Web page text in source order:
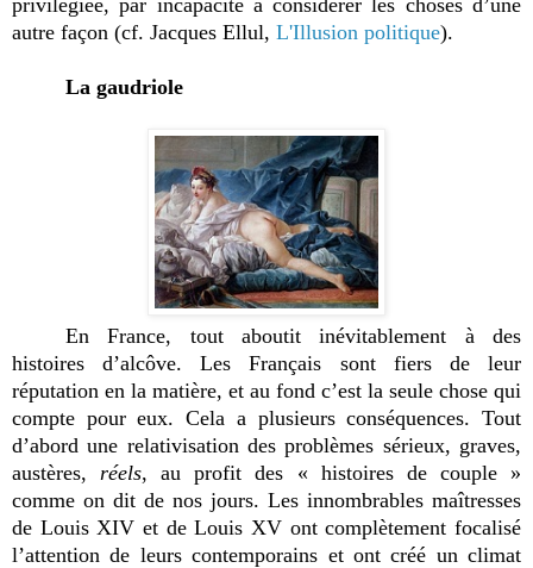
autre façon (cf. Jacques Ellul, L'Illusion politique).
La gaudriole
En France, tout aboutit inévitablement à des
histoires d’alcôve. Les Français sont fiers de leur
réputation en la matière, et au fond c’est la seule chose qui
compte pour eux. Cela a plusieurs conséquences. Tout
d’abord une relativisation des problèmes sérieux, graves,
austères, réels, au profit des « histoires de couple »
comme on dit de nos jours. Les innombrables maîtresses
de Louis XIV et de Louis XV ont complètement focalisé
l’attention de leurs contemporains et ont créé un climat